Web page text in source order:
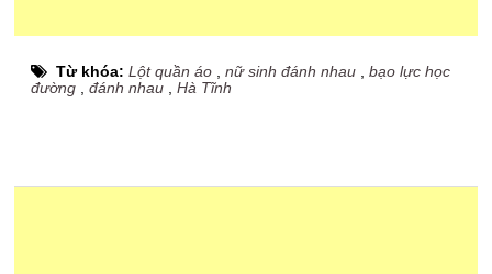
Từ khóa:Lột quần áo ,nữ sinh đánh nhau ,bạo lực học
đường ,đánh nhau ,Hà Tĩnh